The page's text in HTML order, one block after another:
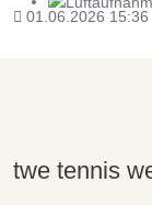
... wo Tennis
01.06.2026 15:36
twe tennis